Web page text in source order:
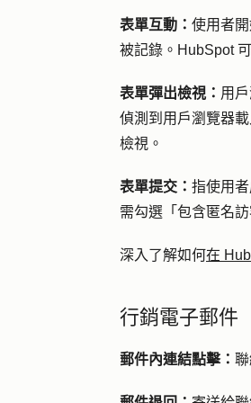
表單互動： 使用者
被記錄。HubSpot
表單彈出檢視： 用
偵測到用戶瀏覽器
檢視。
表單提交： 指使用
需勾選「包含匿名
深入了解如何在
行銷電子郵件
郵件內連結點擊：